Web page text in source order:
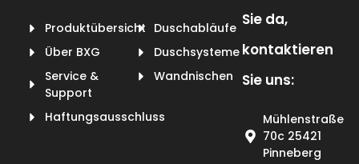
Produktübersicht
Über BXG
Service &
Support
Haftungsausschluss
Duschabläufe
Duschsysteme
Wandnischen
Sie da,
kontaktieren
Sie uns:
Mühlenstraße
70c 25421
Pinneberg